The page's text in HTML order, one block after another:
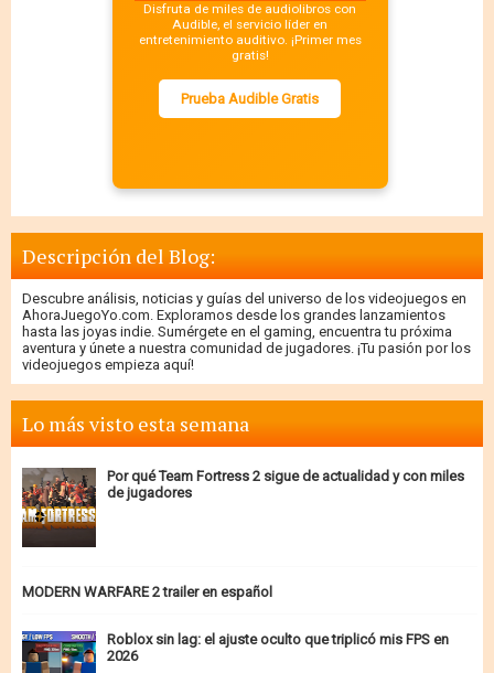
Disfruta de miles de audiolibros con
Audible, el servicio líder en
entretenimiento auditivo. ¡Primer mes
gratis!
Prueba Audible Gratis
Descripción del Blog:
Descubre análisis, noticias y guías del universo de los videojuegos en
AhoraJuegoYo.com. Exploramos desde los grandes lanzamientos
hasta las joyas indie. Sumérgete en el gaming, encuentra tu próxima
aventura y únete a nuestra comunidad de jugadores. ¡Tu pasión por los
videojuegos empieza aquí!
Lo más visto esta semana
Por qué Team Fortress 2 sigue de actualidad y con miles
de jugadores
MODERN WARFARE 2 trailer en español
Roblox sin lag: el ajuste oculto que triplicó mis FPS en
2026